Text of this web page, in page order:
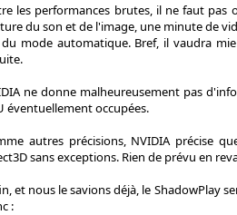
les performances brutes, il ne faut pas
du son et de l'image, une minute de
mode automatique. Bref, il vaudra
ne donne malheureusement pas
éventuellement occupées.
autres précisions, NVIDIA précise
sans exceptions. Rien de prévu en
et nous le savions déjà, le ShadowPlay
: